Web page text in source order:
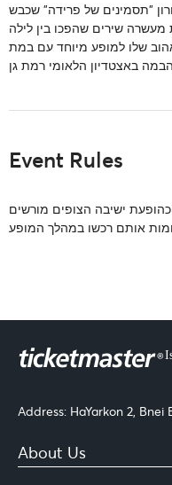
"תסמינים של פרידה" שכבש
שירים שהפכו בין לילה
שלו למופע מיוחד עם במת
Event Rules
ישיבה הצופים מורשים
Address: HaYarkon 2,
About Us